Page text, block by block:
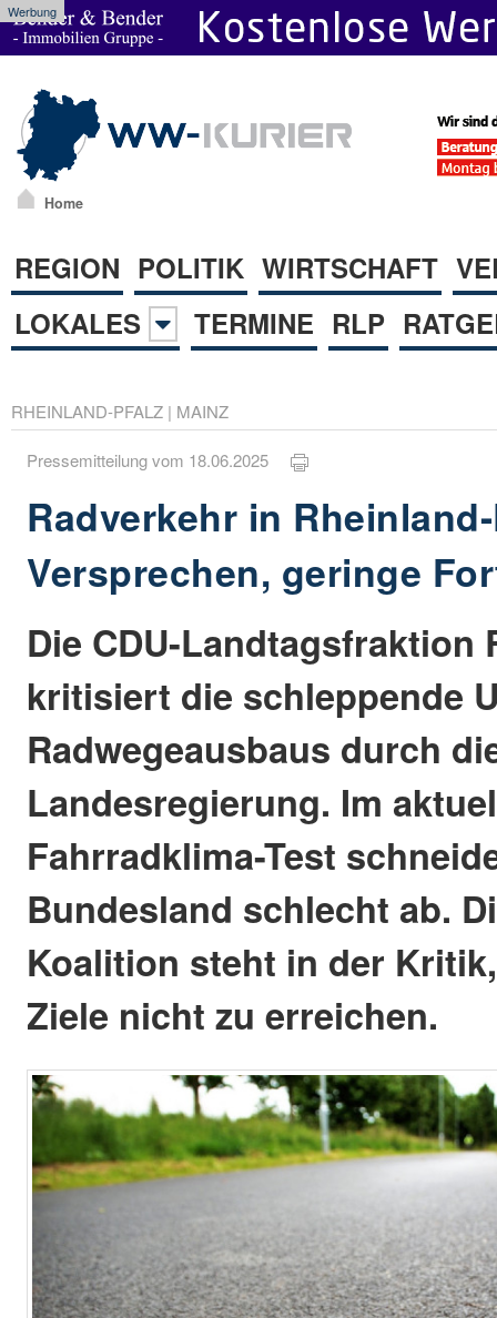
Werbung
Home
REGION POLITIK WIRTSCHAFT
LOKALES
TERMINE RLP
RHEINLAND-PFALZ | MAINZ
Pressemitteilung vom 18.06.2025
Radverkehr in
Versprechen, geringe
Die CDU-Landtagsfraktion
kritisiert die schleppende
Radwegeausbaus durch
Landesregierung. Im
Fahrradklima-Test
Bundesland schlecht ab.
Koalition steht in der
Ziele nicht zu erreichen.